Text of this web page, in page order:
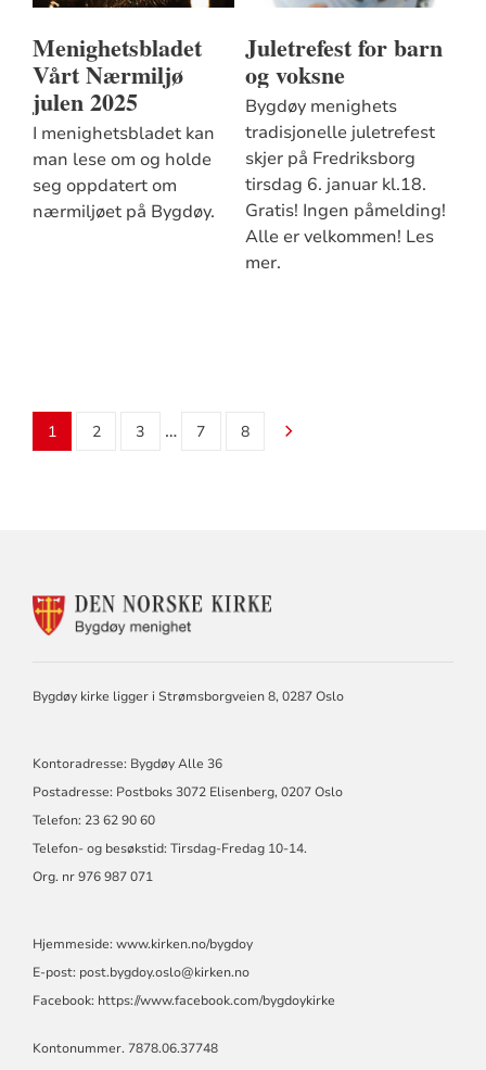
Menighetsbladet
Vårt Nærmiljø
julen 2025
I menighetsbladet kan
man lese om og holde
seg oppdatert om
nærmiljøet på Bygdøy.
Juletrefest for barn
og voksne
Bygdøy menighets
tradisjonelle juletrefest
skjer på Fredriksborg
tirsdag 6. januar kl.18.
Gratis! Ingen påmelding!
Alle er velkommen! Les
mer.
1 2 3 … 7 8
KONTAKTINFORMASJON
Bygdøy kirke ligger i Strømsborgveien 8, 0287 Oslo
Kontoradresse: Bygdøy Alle 36
Postadresse: Postboks 3072 Elisenberg, 0207 Oslo
Telefon: 23 62 90 60
Telefon- og besøkstid: Tirsdag-Fredag 10-14.
Org. nr 976 987 071
Hjemmeside: www.kirken.no/bygdoy
E-post: post.bygdoy.oslo@kirken.no
Facebook: https://www.facebook.com/bygdoykirke
Kontonummer. 7878.06.37748